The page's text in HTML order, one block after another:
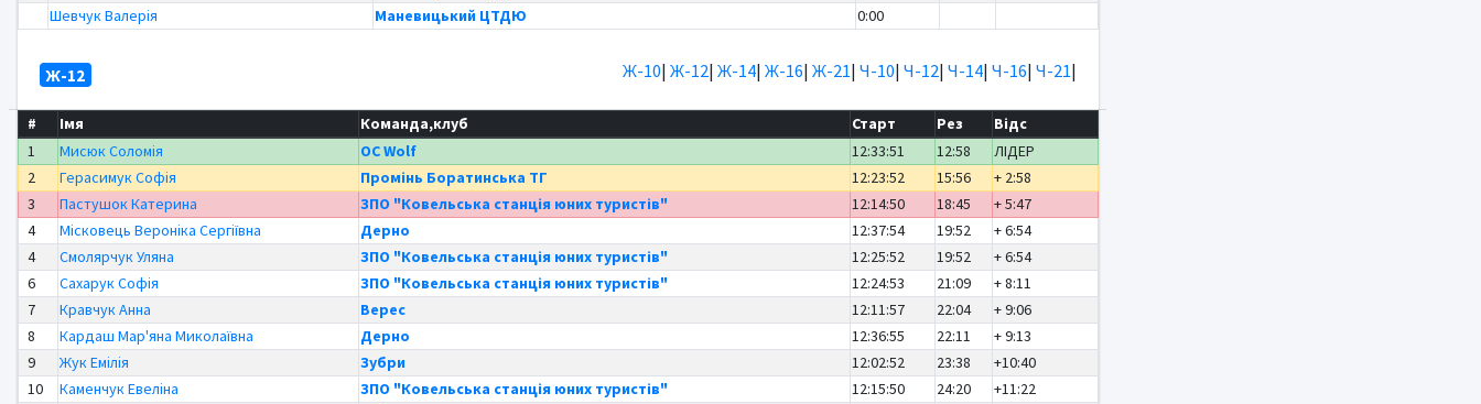
Шевчук Валерія
Маневицький ЦТДЮ 0:00
Ж-12 Ж-10| Ж-12| Ж-14| Ж-16| Ж-21| Ч-10| Ч-12| Ч-14| Ч-16| Ч-21|
# Імя Команда,клуб Старт Рез
Відс
1
Мисюк Соломія OC Wolf 12:33:51 12:58
ЛІДЕР
2
Герасимук Софія Промінь Боратинська ТГ 12:23:52 15:56
+ 2:58
3
Пастушок Катерина ЗПО "Ковельська станція юних туристів" 12:14:50 18:45
+ 5:47
4
Місковець Вероніка Сергіївна Дерно 12:37:54 19:52
+ 6:54
4
Смолярчук Уляна ЗПО "Ковельська станція юних туристів" 12:25:52 19:52
+ 6:54
6
Сахарук Софія ЗПО "Ковельська станція юних туристів" 12:24:53 21:09
+ 8:11
7
Кравчук Анна Верес 12:11:57 22:04
+ 9:06
8
Кардаш Мар'яна Миколаївна Дерно 12:36:55 22:11
+ 9:13
9
Жук Емілія Зубри 12:02:52 23:38
+10:40
10
Каменчук Евеліна ЗПО "Ковельська станція юних туристів" 12:15:50 24:20
+11:22